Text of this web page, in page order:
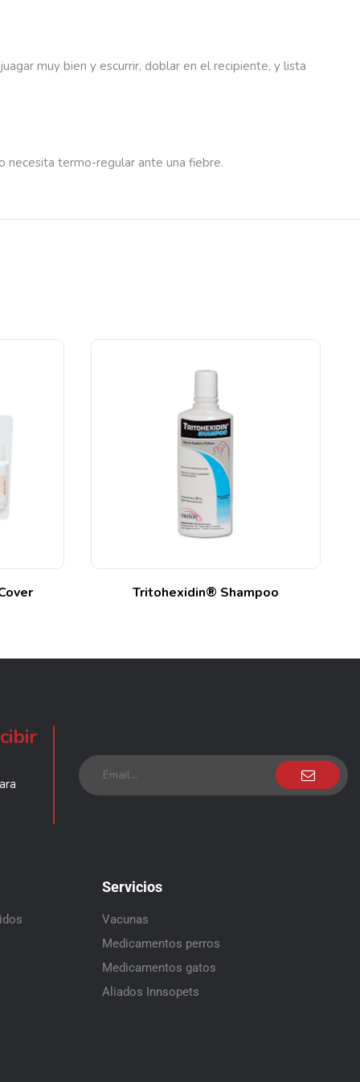
muy bien y escurrir, doblar en el recipiente, y lista
necesita termo-regular ante una fiebre.
Tritohexidin® Shampoo
Servicios
Vacunas
Medicamentos perros
Medicamentos gatos
Aliados Innsopets